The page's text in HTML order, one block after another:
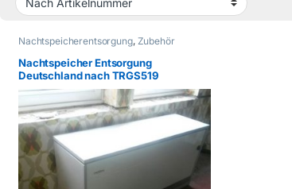
Nachtspeicherentsorgung, Zubehör
Nachtspeicher Entsorgung
Deutschland nach TRGS519